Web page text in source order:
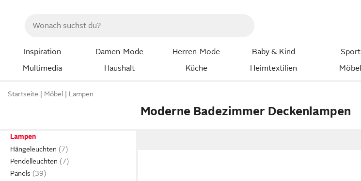
Inspiration Damen-Mode Herren-Mode Baby & Kind Sport
Multimedia
Haushalt Küche Heimtextilien Möbel
Startseite Möbel Lampen
Moderne Badezimmer Deckenlampen
Lampen
Hängeleuchten
Pendelleuchten
Panels